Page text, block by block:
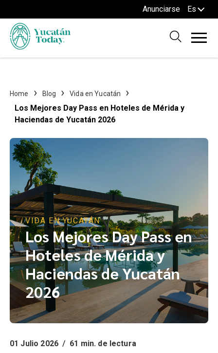
Anunciarse Es
Home Blog Vida en Yucatán
Los Mejores Day Pass en Hoteles de Mérida y
Haciendas de Yucatán 2026
VIDA EN YUCATÁN
Los Mejores Day Pass en
Hoteles de Mérida y
Haciendas de Yucatán
2026
01 Julio 2026 / 61 min. de lectura